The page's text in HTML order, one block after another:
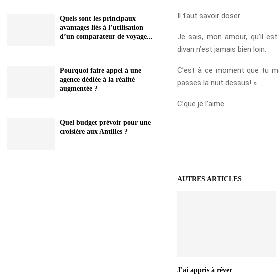
Il faut savoir doser.
Je sais, mon amour, qu’il
divan n’est jamais bien loin.
C’est à ce moment que tu
passes la nuit dessus! »
C’que je l’aime.
AUTRES ARTICLES
J'ai appris à rêver
Quels sont les principaux
avantages liés à l’utilisation
d’un comparateur de voyage...
Pourquoi faire appel à une
agence dédiée à la réalité
augmentée ?
Quel budget prévoir pour une
croisière aux Antilles ?